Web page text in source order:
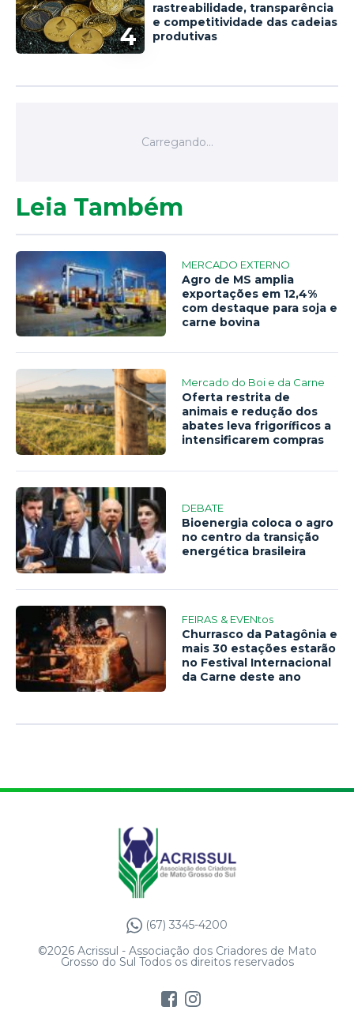
4
rastreabilidade, transparência
e competitividade das cadeias
produtivas
Leia Também
MERCADO EXTERNO
Agro de MS amplia
exportações em 12,4%
com destaque para soja e
carne bovina
Mercado do Boi e da Carne
Oferta restrita de
animais e redução dos
abates leva frigoríficos a
intensificarem compras
DEBATE
Bioenergia coloca o agro
no centro da transição
energética brasileira
FEIRAS & EVENtos
Churrasco da Patagônia e
mais 30 estações estarão
no Festival Internacional
da Carne deste ano
(67) 3345-4200
©2026 Acrissul - Associação dos Criadores de Mato
Grosso do Sul Todos os direitos reservados